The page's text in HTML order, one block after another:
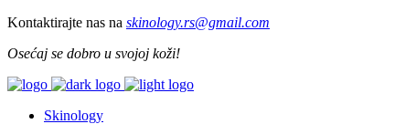
Kontaktirajte nas na skinology.rs@gmail.com
Osećaj se dobro u svojoj koži!
Skinology